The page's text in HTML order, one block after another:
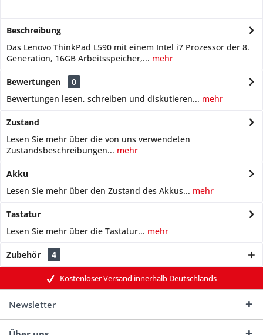
Beschreibung
Das Lenovo ThinkPad L590 mit einem Intel i7 Prozessor der 8.
Generation, 16GB Arbeitsspeicher,... mehr
Bewertungen
0
Bewertungen lesen, schreiben und diskutieren... mehr
Zustand
Lesen Sie mehr über die von uns verwendeten
Zustandsbeschreibungen... mehr
Akku
Lesen Sie mehr über den Zustand des Akkus... mehr
Tastatur
Lesen Sie mehr über die Tastatur... mehr
Zubehör 4
Kostenloser Versand innerhalb Deutschlands
Newsletter